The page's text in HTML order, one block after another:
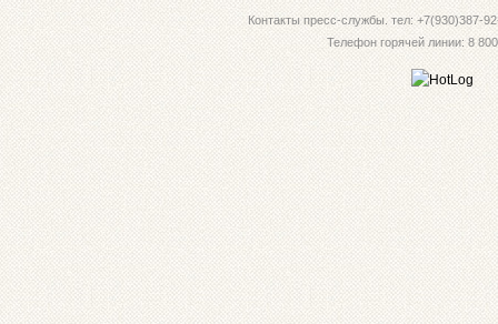
Контакты пресс-службы. тел: +7(930)387-
Телефон горячей линии: 8